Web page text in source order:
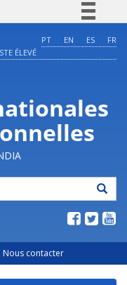
Comunica BR
à informação
Legislação
Canais
PT EN ES
FR
ÉLEVÉ
Nous contacter